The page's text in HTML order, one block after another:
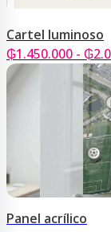
Cartel luminoso
₲1.450.000 - ₲
Panel acrílico